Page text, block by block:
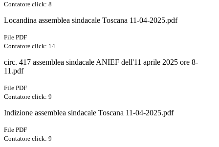
Contatore click: 8
Locandina assemblea sindacale Toscana 11-04-2025.pdf
File PDF
Contatore click: 14
circ. 417 assemblea sindacale ANIEF dell'11 aprile 2025 ore 8-
11.pdf
File PDF
Contatore click: 9
Indizione assemblea sindacale Toscana 11-04-2025.pdf
File PDF
Contatore click: 9